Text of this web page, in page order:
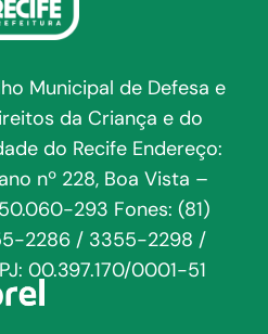
Municipal de Defesa e
da Criança e do
do Recife Endereço:
nº 228, Boa Vista –
293 Fones: (81)
2286 / 3355-2298 /
00.397.170/0001-51